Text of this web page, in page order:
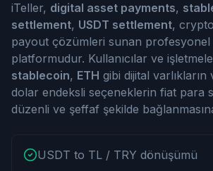
iTeller, digital asset payments,
settlement, USDT settlement,
payout çözümleri sunan
platformudur. Kullanıcılar ve
stablecoin, ETH gibi dijital varlıkların
dolar endeksli seçeneklerin fiat para
düzenli ve şeffaf şekilde
USDT to TL / TRY dönüşümü